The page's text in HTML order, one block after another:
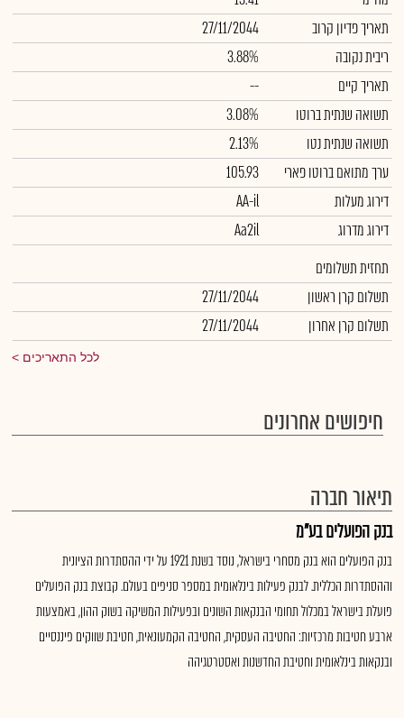
תאריך פדיון קרוב
27/11/2044
ריבית נקובה
3.88%
תאריך קיים
--
תשואה שנתית ברוטו
3.08%
תשואה שנתית נטו
2.13%
ערך מתואם ברוטו פארי
105.93
דירוג מעלות
AA-il
דירוג מדרוג
Aa2il
תחזית תשלומים
תשלום קרן ראשון
27/11/2044
תשלום קרן אחרון
27/11/2044
לכל התאריכים
חיפושים אחרונים
תיאור חברה
בנק הפועלים בע"מ
בנק הפועלים הוא בנק מסחרי בישראל, נוסד בשנת 1921 על ידי ההסתדרות הציונית
וההסתדרות הכללית. לבנק פעילות בינלאומית במספר סניפים בעולם. קבוצת בנק הפועלים
פועלת בישראל במכלול תחומי הבנקאות השונים ובפעילות המשיקה בשוק ההון, באמצעות
ארבע חטיבות מרכזיות: החטיבה העסקית, החטיבה הקמעונאית, חטיבת שווקים פיננסיים
ובנקאות בינלאומית וחטיבת החדשנות ואסטרטגיהה